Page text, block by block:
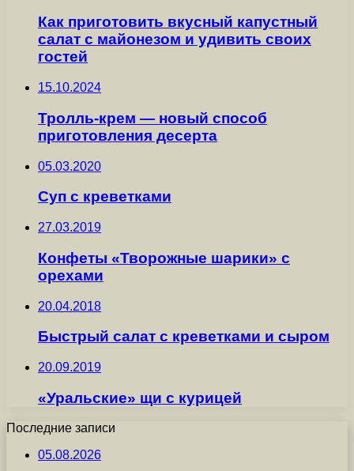
Как приготовить вкусный капустный
салат с майонезом и удивить своих
гостей
15.10.2024
Тролль-крем — новый способ
приготовления десерта
05.03.2020
Суп с креветками
27.03.2019
Конфеты «Творожные шарики» с
орехами
20.04.2018
Быстрый салат с креветками и сыром
20.09.2019
«Уральские» щи с курицей
Последние записи
05.08.2026